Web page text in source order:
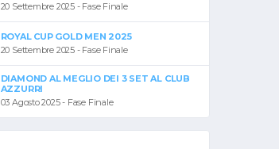
20 Settembre 2025 - Fase Finale
ROYAL CUP GOLD MEN 2025
20 Settembre 2025 - Fase Finale
DIAMOND AL MEGLIO DEI 3 SET AL CLUB
AZZURRI
03 Agosto 2025 - Fase Finale